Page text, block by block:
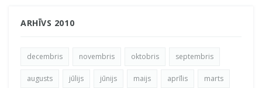
ARHĪVS 2010
decembris novembris oktobris septembris
augusts jūlijs jūnijs maijs aprīlis marts